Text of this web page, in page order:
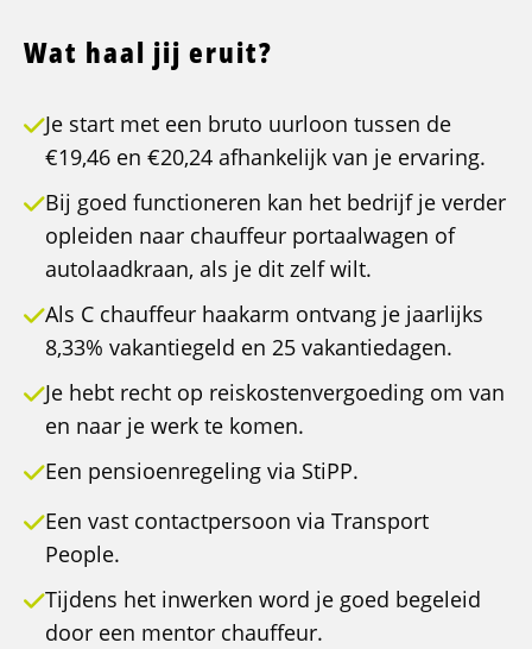
Wat haal jij eruit?
Je start met een bruto uurloon tussen de
€19,46 en €20,24 afhankelijk van je ervaring.
Bij goed functioneren kan het bedrijf je verder
opleiden naar chauffeur portaalwagen of
autolaadkraan, als je dit zelf wilt.
Als C chauffeur haakarm ontvang je jaarlijks
8,33% vakantiegeld en 25 vakantiedagen.
Je hebt recht op reiskostenvergoeding om van
en naar je werk te komen.
Een pensioenregeling via StiPP.
Een vast contactpersoon via Transport
People.
Tijdens het inwerken word je goed begeleid
door een mentor chauffeur.